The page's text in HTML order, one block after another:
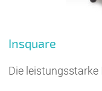
Insquare
Die leistungsstarke